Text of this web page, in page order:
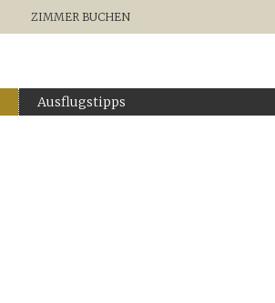
ZIMMER BUCHEN
Ausflugstipps